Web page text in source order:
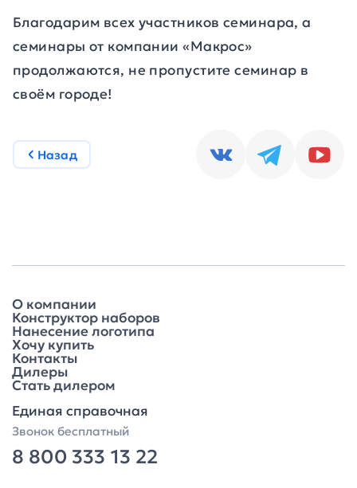
Благодарим всех участников семинара, а
семинары от компании «Макрос»
продолжаются, не пропустите семинар в
своём городе!
Назад
О компании
Конструктор наборов
Нанесение логотипа
Хочу купить
Контакты
Дилеры
Стать дилером
Единая справочная
Звонок бесплатный
8 800 333 13 22